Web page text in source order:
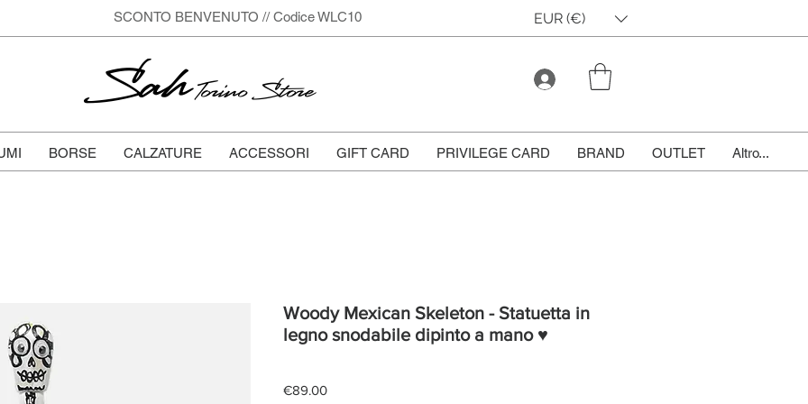
SCONTO BENVENUTO // Codice WLC10 EUR (€)
SahTorino Store
BORSE CALZATURE ACCESSORI GIFT CARD PRIVILEGE CARD BRAND OUTLET Altro...
Woody Mexican Skeleton - Statuetta in
legno snodabile dipinto a mano ♥
€89.00Price